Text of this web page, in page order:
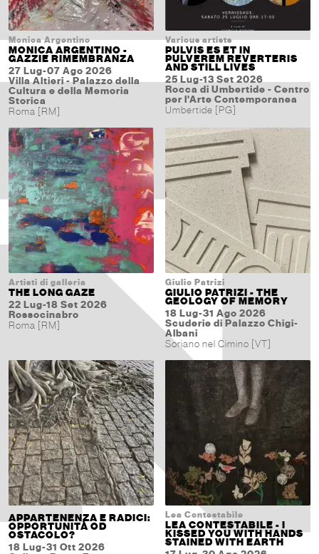
Monica Argentino
MONICA ARGENTINO -
GAZZIE RIMEMBRANZA
27 Lug-07 Ago 2026
Villa Altieri - Palazzo della
Cultura e della Memoria
Storica
Roma [RM]
Various artists
PULVIS ES ET IN
PULVEREM REVERTERIS
AND STILL LIVES
25 Lug-13 Set 2026
Rocca di Umbertide - Centro
per l'Arte Contemporanea
Umbertide [PG]
Artisti di galleria
THE LONG GAZE
22 Lug-18 Set 2026
Rossocinabro
Roma [RM]
Giulio Patrizi
GIULIO PATRIZI - THE
GEOLOGY OF MEMORY
18 Lug-31 Ago 2026
Scuderie di Palazzo Chigi-
Albani
Soriano nel Cimino [VT]
APPARTENENZA E RADICI:
OPPORTUNITÀ OD
OSTACOLO?
18 Lug-31 Ott 2026
Lea Contestabile
LEA CONTESTABILE - I
KISSED YOU WITH HANDS
STAINED WITH EARTH